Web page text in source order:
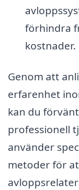
förhindra
kostnader.
Genom att
erfarenhet
kan du
professionell
använder
metoder för